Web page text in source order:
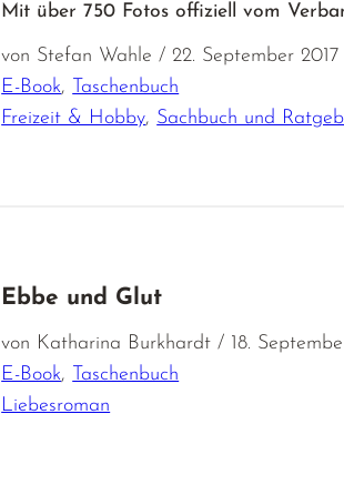
Mit über 750 Fotos offiziell vom
von Stefan Wahle / 22. September 2017
E-Book,
Taschenbuch
Freizeit & Hobby, Sachbuch und
Ebbe und Glut
von Katharina Burkhardt / 18.
E-Book, Taschenbuch
Liebesroman